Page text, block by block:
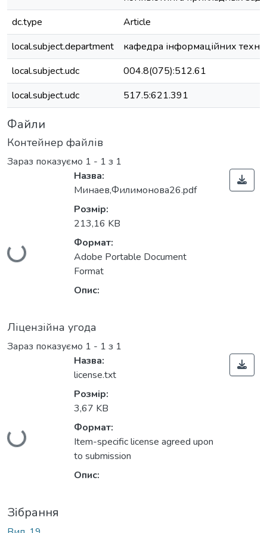
dc.type
Article
local.subject.department
кафедра інформаційних
local.subject.udc
004.8(075):512.61
local.subject.udc
517.5:621.391
Файли
Контейнер файлів
Зараз показуємо 1 - 1 з 1
Вантажиться...
Назва:
Минаев,Филимонова26.pdf
Розмір:
213,16 KB
Формат:
Adobe Portable Document
Format
Опис:
Ліцензійна угода
Зараз показуємо 1 - 1 з 1
Вантажиться...
Назва:
license.txt
Розмір:
3,67 KB
Формат:
Item-specific license agreed upon
to submission
Опис:
Зібрання